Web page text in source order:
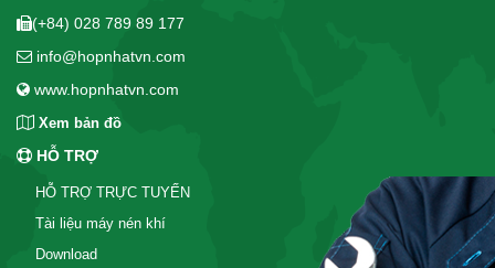
(+84) 028 789 89 177
info@hopnhatvn.com
www.hopnhatvn.com
Xem bản đồ
HỖ TRỢ
HỖ TRỢ TRỰC TUYẾN
Tài liệu máy nén khí
Download